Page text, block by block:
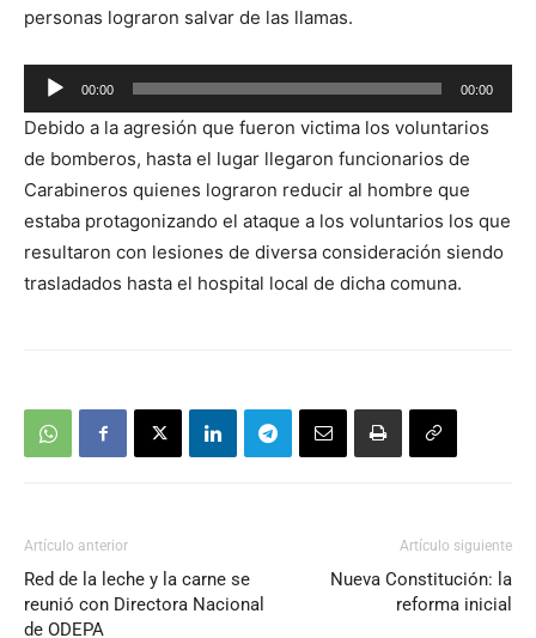
personas lograron salvar de las llamas.
Reproductor
de
audio
00:00 00:00
Debido a la agresión que fueron victima los voluntarios
de bomberos, hasta el lugar llegaron funcionarios de
Carabineros quienes lograron reducir al hombre que
estaba protagonizando el ataque a los voluntarios los que
resultaron con lesiones de diversa consideración siendo
trasladados hasta el hospital local de dicha comuna.
Artículo anterior
Red de la leche y la carne se
reunió con Directora Nacional
de ODEPA
Artículo siguiente
Nueva Constitución: la
reforma inicial